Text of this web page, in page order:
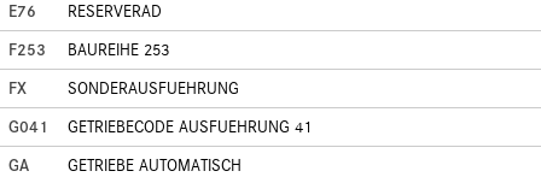
E76
RESERVERAD
F253
BAUREIHE 253
FX
SONDERAUSFUEHRUNG
G041
GETRIEBECODE AUSFUEHRUNG 41
GA
GETRIEBE AUTOMATISCH